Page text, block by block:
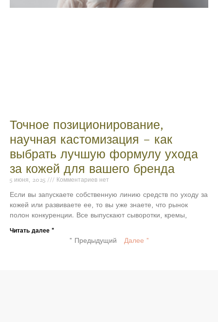
Точное позиционирование,
научная кастомизация – как
выбрать лучшую формулу ухода
за кожей для вашего бренда
5 июня, 2025 Комментариев нет
Если вы запускаете собственную линию средств по уходу за
кожей или развиваете ее, то вы уже знаете, что рынок
полон конкуренции. Все выпускают сыворотки, кремы,
Читать далее "
" Предыдущий Далее "